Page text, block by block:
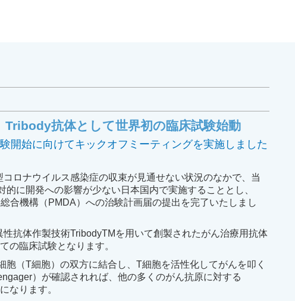
Tribody抗体として世界初の臨床試験始動
開始に向けてキックオフミーティングを実施しました
ロナウイルス感染症の収束が見通せない状況のなかで、当
に開発への影響が少ない日本国内で実施することとし、
合機構（PMDA）への治験計画届の提出を完了いたしまし
抗体作製技術TribodyTMを用いて創製されたがん治療用抗体
の臨床試験となります。
胞（T細胞）の双方に結合し、T細胞を活性化してがんを叩く
）が確認されれば、他の多くのがん抗原に対する
なります。